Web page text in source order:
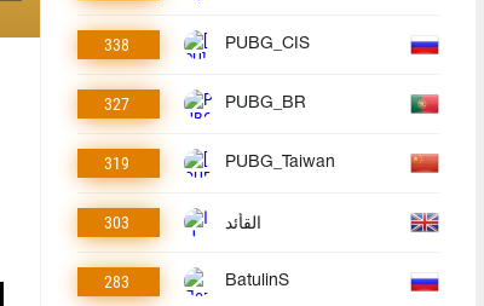
338 PUBG_CIS
327 PUBG_BR
319 PUBG_Taiwan
303 القأئد
283 BatulinS